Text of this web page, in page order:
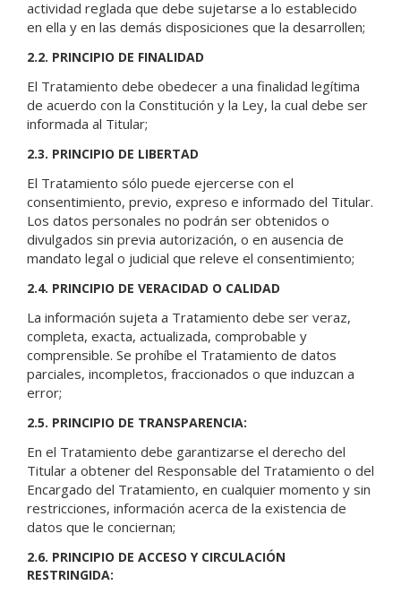
actividad reglada que debe sujetarse a lo establecido
en ella y en las demás disposiciones que la desarrollen;
2.2. PRINCIPIO DE FINALIDAD
El Tratamiento debe obedecer a una finalidad legítima
de acuerdo con la Constitución y la Ley, la cual debe ser
informada al Titular;
2.3. PRINCIPIO DE LIBERTAD
El Tratamiento sólo puede ejercerse con el
consentimiento, previo, expreso e informado del Titular.
Los datos personales no podrán ser obtenidos o
divulgados sin previa autorización, o en ausencia de
mandato legal o judicial que releve el consentimiento;
2.4. PRINCIPIO DE VERACIDAD O CALIDAD
La información sujeta a Tratamiento debe ser veraz,
completa, exacta, actualizada, comprobable y
comprensible. Se prohíbe el Tratamiento de datos
parciales, incompletos, fraccionados o que induzcan a
error;
2.5. PRINCIPIO DE TRANSPARENCIA:
En el Tratamiento debe garantizarse el derecho del
Titular a obtener del Responsable del Tratamiento o del
Encargado del Tratamiento, en cualquier momento y sin
restricciones, información acerca de la existencia de
datos que le conciernan;
2.6. PRINCIPIO DE ACCESO Y CIRCULACIÓN
RESTRINGIDA: